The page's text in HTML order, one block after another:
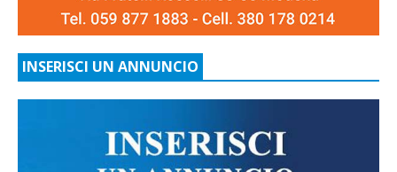
INSERISCI UN ANNUNCIO